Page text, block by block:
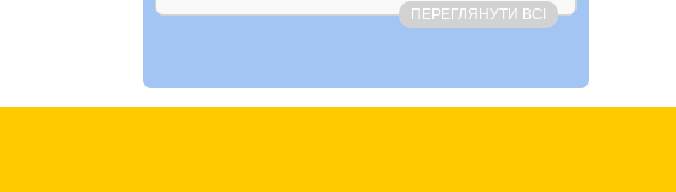
ПЕРЕГЛЯНУТИ ВСІ